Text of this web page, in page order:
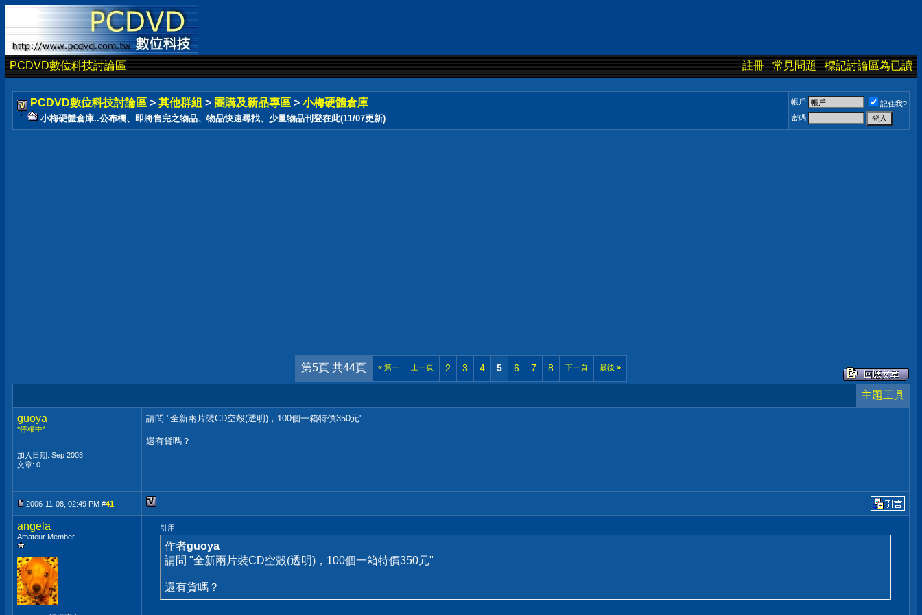
PCDVD數位科技討論區 註冊 常見問題 標記討論區為已讀
PCDVD數位科技討論區 > 其他群組 > 團購及新品專區 > 小梅硬體倉庫
小梅硬體倉庫..公布欄、即將售完之物品、物品快速尋找、少量物品刊登在此(11/07更新)
帳戶
記住我?
密碼
第5頁 共44頁 « 第一 上一頁 2 3 4 5 6 7 8 下一頁 最後 »
主題工具
guoya
*停權中*
加入日期: Sep 2003
文章: 0
請問 "全新兩片裝CD空殼(透明)，100個一箱特價350元"
還有貨嗎？
2006-11-08, 02:49 PM #41
angela
Amateur Member
引用:
作者guoya
請問 "全新兩片裝CD空殼(透明)，100個一箱特價350元"
還有貨嗎？